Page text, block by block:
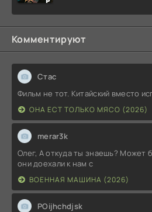
Комментируют
Стас
Фильм не тот. Китайский вместо
ОНА ЕСТ ТОЛЬКО МЯСО (2026)
merar3k
Олег, А откуда ты знаешь? Может
они доехали к нам с
ВОЕННАЯ МАШИНА (2026)
POijhchdjsk